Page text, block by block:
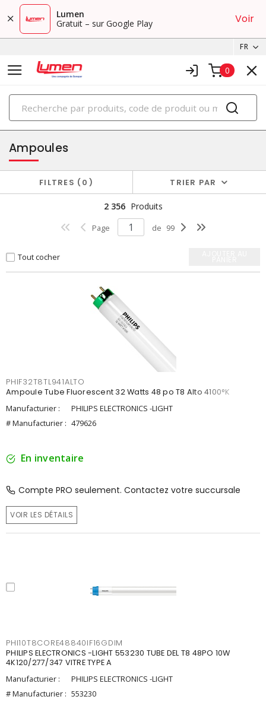
Lumen
Gratuit – sur Google Play
Voir
FR
0
PRODUITS
éclairage
Ampoules
FILTRES 0 TRIER PAR
2 356 Produits
Page de 99
Tout cocher
PHIF32T8TL941ALTO
Ampoule Tube Fluorescent 32 Watts 48 po T8 Alto 4100°K
Manufacturier :
PHILIPS ELECTRONICS -LIGHT
# Manufacturier : 479626
En inventaire
Compte PRO seulement. Contactez votre succursale
VOIR LES DÉTAILS
PHI10T8CORE48840IF16GDIM
PHILIPS ELECTRONICS -LIGHT 553230 TUBE DEL T8 48PO 10W
4K120/277/347 VITRE TYPE A
Manufacturier :
PHILIPS ELECTRONICS -LIGHT
# Manufacturier : 553230